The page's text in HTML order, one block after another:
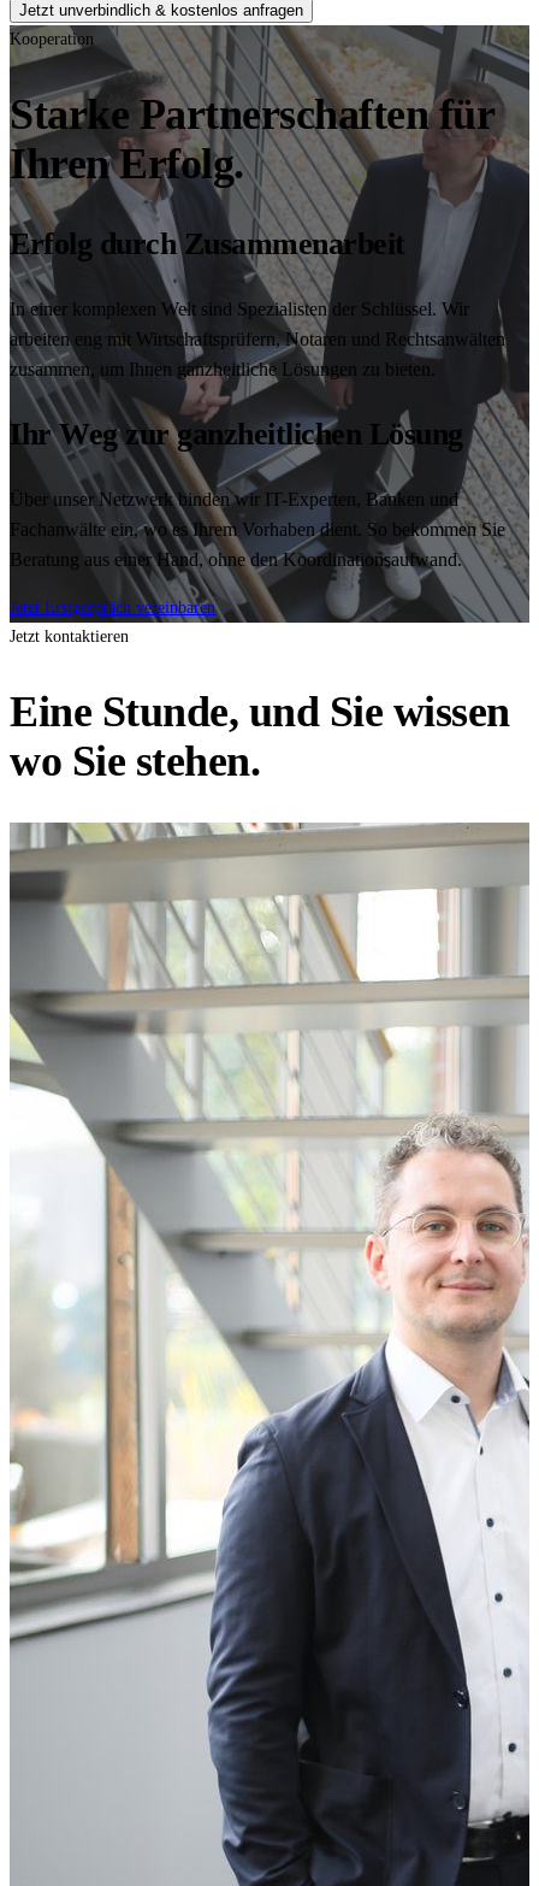
Jetzt unverbindlich & kostenlos anfragen
Kooperation
Starke Partnerschaften für
Ihren Erfolg.
Erfolg durch Zusammenarbeit
In einer komplexen Welt sind Spezialisten der Schlüssel. Wir
arbeiten eng mit Wirtschaftsprüfern, Notaren und Rechtsanwälten
zusammen, um Ihnen ganzheitliche Lösungen zu bieten.
Ihr Weg zur ganzheitlichen Lösung
Über unser Netzwerk binden wir IT-Experten, Banken und
Fachanwälte ein, wo es Ihrem Vorhaben dient. So bekommen Sie
Beratung aus einer Hand, ohne den Koordinationsaufwand.
Jetzt Erstgespräch vereinbaren
Jetzt kontaktieren
Eine Stunde, und Sie wissen
wo Sie stehen.